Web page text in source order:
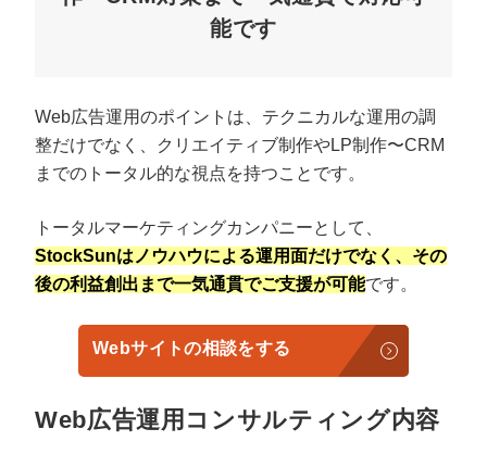
能です
Web広告運用のポイントは、テクニカルな運用の調
整だけでなく、クリエイティブ制作やLP制作〜CRM
までのトータル的な視点を持つことです。
トータルマーケティングカンパニーとして、
StockSunはノウハウによる運用面だけでなく、その
後の利益創出まで一気通貫でご支援が可能です。
Webサイトの相談をする
Web広告運用コンサルティング内容